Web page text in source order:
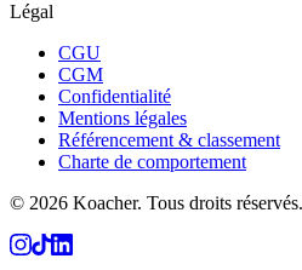
Légal
CGU
CGM
Confidentialité
Mentions légales
Référencement & classement
Charte de comportement
© 2026 Koacher. Tous droits réservés.